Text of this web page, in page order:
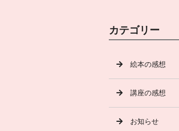
カテゴリー
絵本の感想
講座の感想
お知らせ